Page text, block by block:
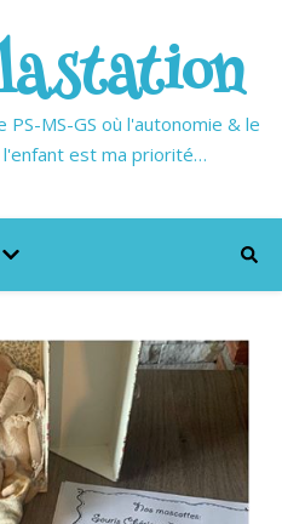
PS-MS-GS où l'autonomie & le
est ma priorité…